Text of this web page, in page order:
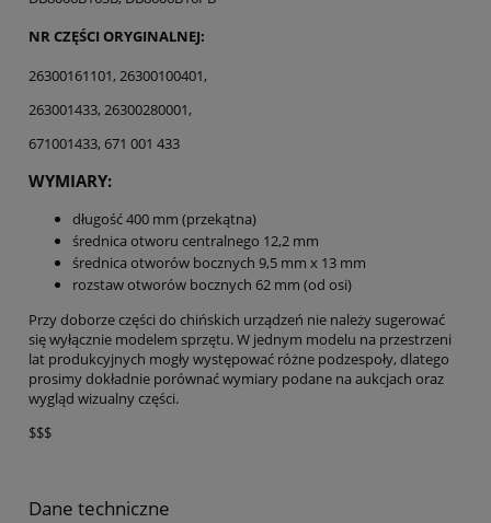
NR CZĘŚCI ORYGINALNEJ:
26300161101, 26300100401,
263001433, 26300280001,
671001433, 671 001 433
WYMIARY:
długość 400 mm (przekątna)
średnica otworu centralnego 12,2 mm
średnica otworów bocznych 9,5 mm x 13 mm
rozstaw otworów bocznych 62 mm (od osi)
Przy doborze części do chińskich urządzeń nie należy sugerować
się wyłącznie modelem sprzętu. W jednym modelu na przestrzeni
lat produkcyjnych mogły występować różne podzespoły, dlatego
prosimy dokładnie porównać wymiary podane na aukcjach oraz
wygląd wizualny części.
$$$
Dane techniczne